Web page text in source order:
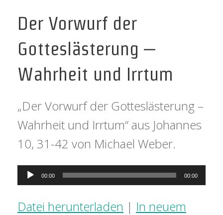
Der Vorwurf der
Gotteslästerung –
Wahrheit und Irrtum
„Der Vorwurf der Gotteslästerung –
Wahrheit und Irrtum“ aus Johannes
10, 31-42 von Michael Weber.
Audio-
00:00 00:00
Datei herunterladen | In neuem